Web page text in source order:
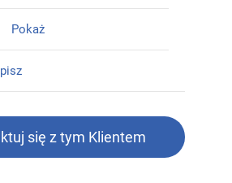
Pokaż
się z tym Klientem